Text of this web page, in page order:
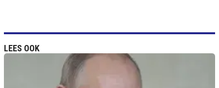
LEES OOK